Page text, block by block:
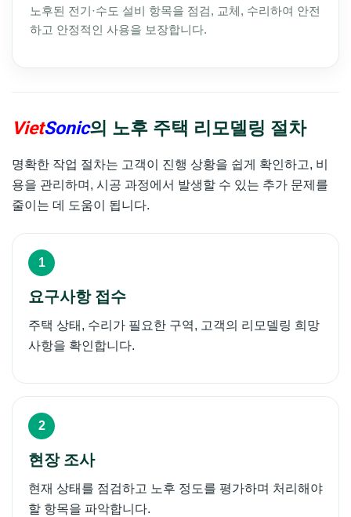
노후된 전기·수도 설비 항목을 점검, 교체, 수리하여 안전
하고 안정적인 사용을 보장합니다.
VietSonic의 노후 주택 리모델링 절차
명확한 작업 절차는 고객이 진행 상황을 쉽게 확인하고, 비
용을 관리하며, 시공 과정에서 발생할 수 있는 추가 문제를
줄이는 데 도움이 됩니다.
요구사항 접수
주택 상태, 수리가 필요한 구역, 고객의 리모델링 희망
사항을 확인합니다.
현장 조사
현재 상태를 점검하고 노후 정도를 평가하며 처리해야
할 항목을 파악합니다.